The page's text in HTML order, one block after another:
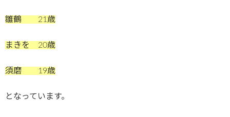
雛鶴 21歳
まきを 20歳
須磨 19歳
となっています。